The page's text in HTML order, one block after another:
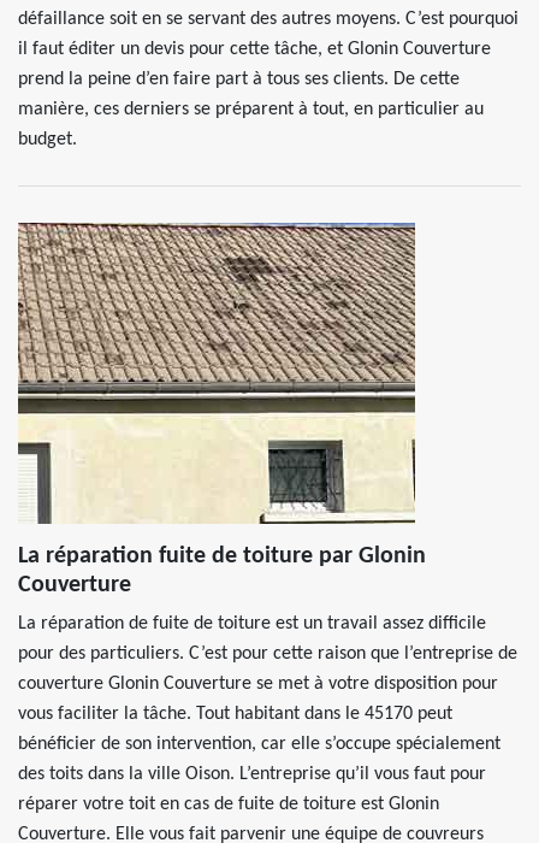
défaillance soit en se servant des autres moyens. C’est pourquoi
il faut éditer un devis pour cette tâche, et Glonin Couverture
prend la peine d’en faire part à tous ses clients. De cette
manière, ces derniers se préparent à tout, en particulier au
budget.
La réparation fuite de toiture par Glonin
Couverture
La réparation de fuite de toiture est un travail assez difficile
pour des particuliers. C’est pour cette raison que l’entreprise de
couverture Glonin Couverture se met à votre disposition pour
vous faciliter la tâche. Tout habitant dans le 45170 peut
bénéficier de son intervention, car elle s’occupe spécialement
des toits dans la ville Oison. L’entreprise qu’il vous faut pour
réparer votre toit en cas de fuite de toiture est Glonin
Couverture. Elle vous fait parvenir une équipe de couvreurs